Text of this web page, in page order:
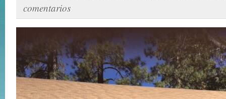
comentarios